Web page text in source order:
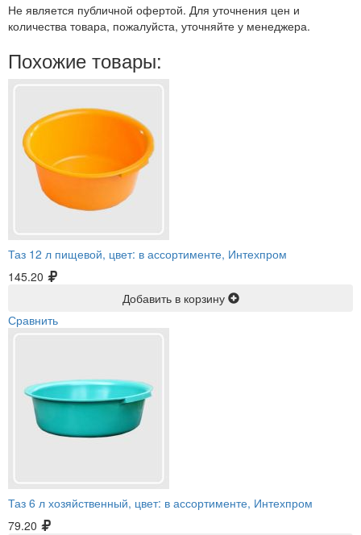
Не является публичной офертой. Для уточнения цен и
количества товара, пожалуйста, уточняйте у менеджера.
Похожие товары:
Таз 12 л пищевой, цвет: в ассортименте, Интехпром
145.20
Добавить в корзину
Сравнить
Таз 6 л хозяйственный, цвет: в ассортименте, Интехпром
79.20